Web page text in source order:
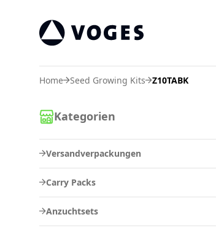
Home Seed Growing Kits Z10TABK
Kategorien
Versandverpackungen
Carry Packs
Anzuchtsets